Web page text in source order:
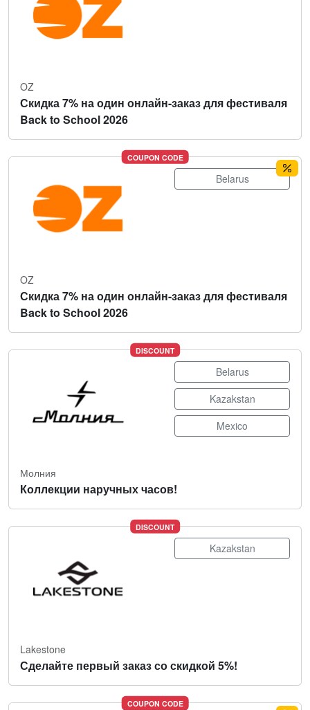
OZ
Скидка 7% на один онлайн-заказ для фестиваля
Back to School 2026
COUPON CODE
Belarus
OZ
Скидка 7% на один онлайн-заказ для фестиваля
Back to School 2026
DISCOUNT
Belarus
Kazakstan
Mexico
Молния
Коллекции наручных часов!
DISCOUNT
Kazakstan
Lakestone
Сделайте первый заказ со скидкой 5%!
COUPON CODE